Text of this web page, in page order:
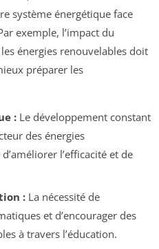
système énergétique face
exemple, l’impact du
énergies renouvelables doit
préparer les
:Le développement constant
des énergies
l’efficacité et de
:La nécessité de
et d’encourager des
à travers l’éducation.